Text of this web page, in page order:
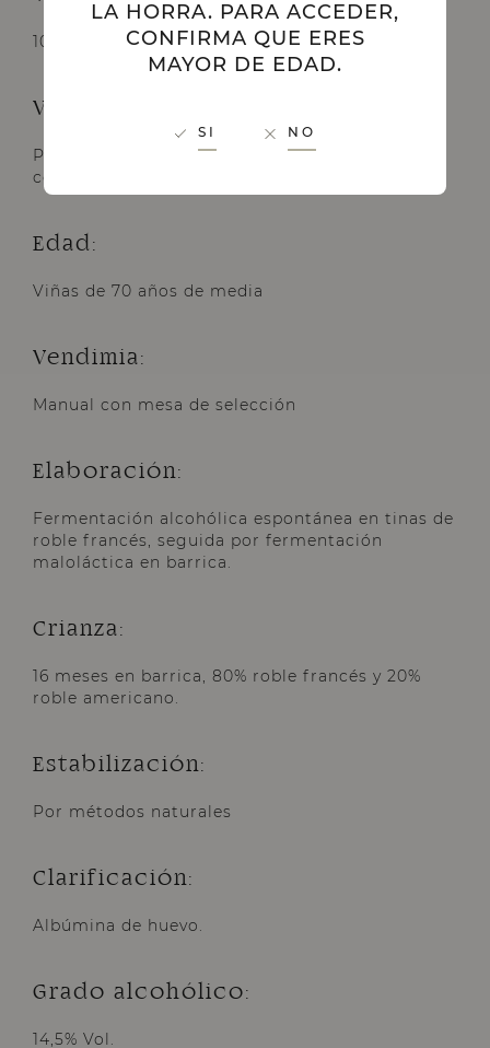
100% Tinta del País (Tempranillo)
Viñas:
Pequeñas parcelas en La Horra, Roa y pueblos
colindantes (Burgos). Cepas en vaso.
Edad:
Viñas de 70 años de media
Vendimia:
Manual con mesa de selección
Elaboración:
Fermentación alcohólica espontánea en tinas de
roble francés, seguida por fermentación
maloláctica en barrica.
Crianza:
16 meses en barrica, 80% roble francés y 20%
roble americano.
Estabilización:
Por métodos naturales
Clarificación:
Albúmina de huevo.
Grado alcohólico:
14,5% Vol.
LA HORRA. PARA ACCEDER,
CONFIRMA QUE ERES
MAYOR DE EDAD.
SI NO